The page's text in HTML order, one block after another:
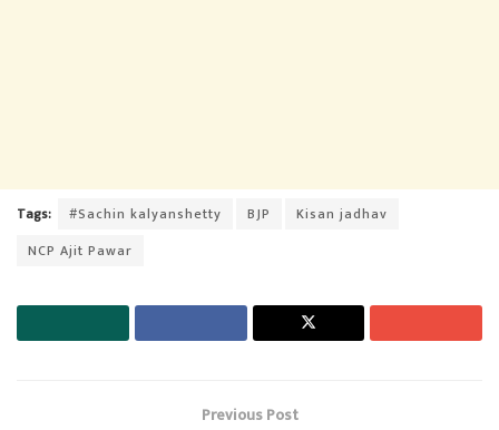
Tags: #Sachin kalyanshetty BJP
Kisan jadhav
NCP Ajit Pawar
Previous Post